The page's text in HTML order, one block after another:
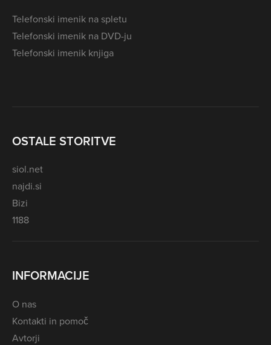
Telefonski imenik na spletu
Telefonski imenik na DVD-ju
Telefonski imenik knjiga
OSTALE STORITVE
siol.net
najdi.si
Bizi
1188
INFORMACIJE
O nas
Kontakti in pomoč
Avtorji